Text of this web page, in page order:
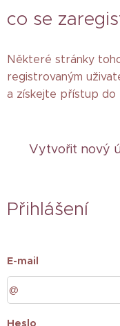
co se
Některé stránky
registrovaným
a získejte přístup do
Vytvořit nový
Přihlášení
E-mail
Heslo